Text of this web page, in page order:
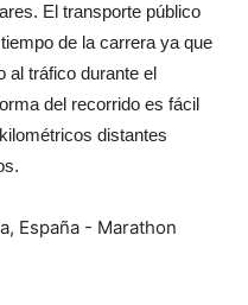
El transporte público
de la carrera ya que
al tráfico durante el
del recorrido es fácil
distantes